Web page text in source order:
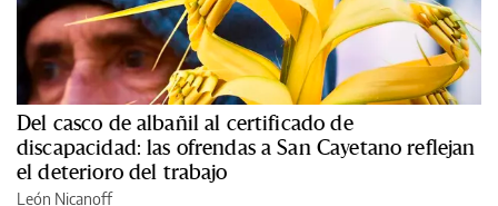
Del casco de albañil al certificado de
discapacidad: las ofrendas a San Cayetano reflejan
el deterioro del trabajo
León Nicanoff